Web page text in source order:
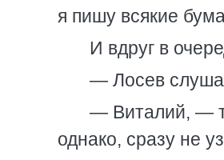
я пишу всякие
И вдруг в
— Лосев
— Виталий, —
однако, сразу не